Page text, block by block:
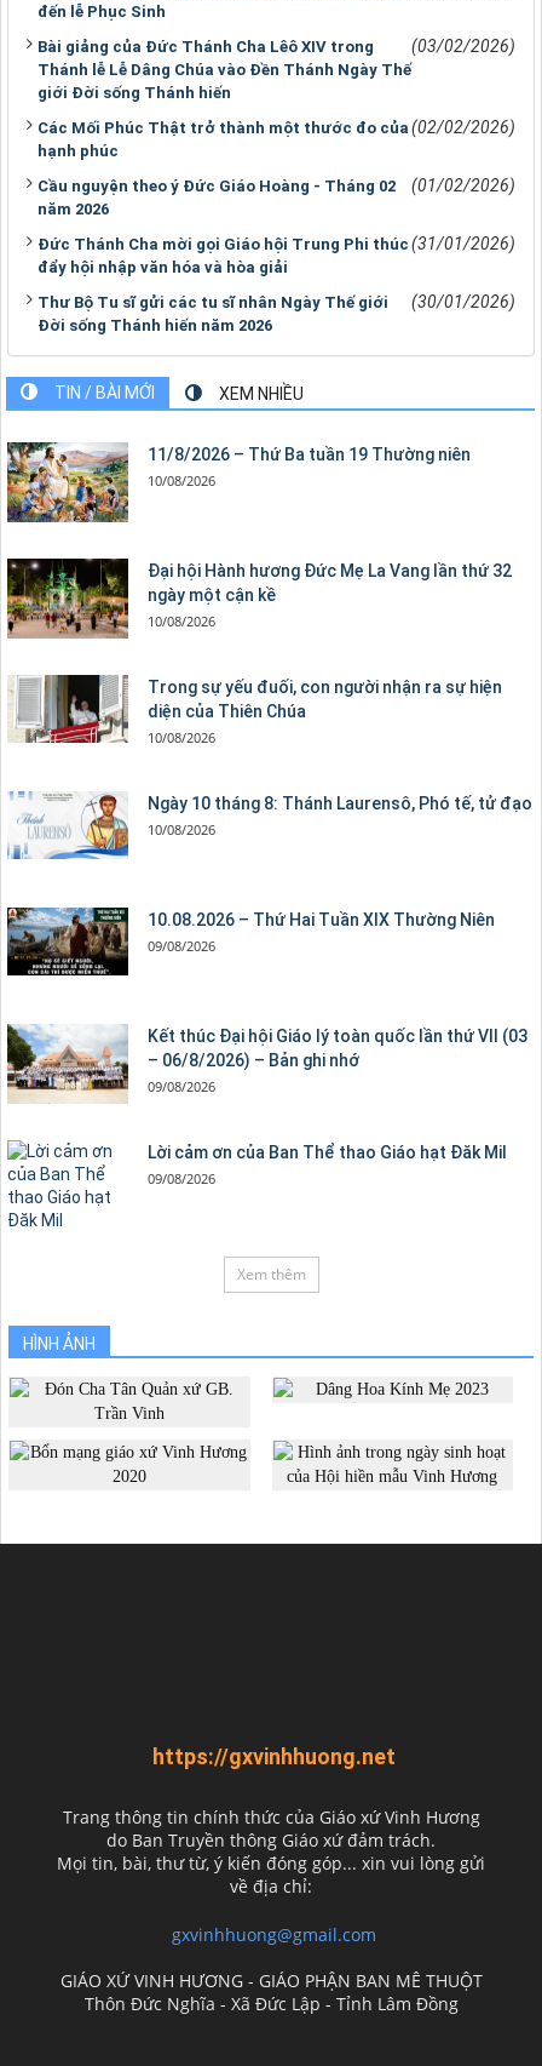
đến lễ Phục Sinh
Bài giảng của Đức Thánh Cha Lêô XIV trong
Thánh lễ Lễ Dâng Chúa vào Đền Thánh Ngày Thế
giới Đời sống Thánh hiến
(03/02/2026)
Các Mối Phúc Thật trở thành một thước đo của
hạnh phúc
(02/02/2026)
Cầu nguyện theo ý Đức Giáo Hoàng - Tháng 02
năm 2026
(01/02/2026)
Đức Thánh Cha mời gọi Giáo hội Trung Phi thúc
đẩy hội nhập văn hóa và hòa giải
(31/01/2026)
Thư Bộ Tu sĩ gửi các tu sĩ nhân Ngày Thế giới
Đời sống Thánh hiến năm 2026
(30/01/2026)
TIN / BÀI MỚI XEM NHIỀU
11/8/2026 – Thứ Ba tuần 19 Thường niên
10/08/2026
Đại hội Hành hương Đức Mẹ La Vang lần thứ 32
ngày một cận kề
10/08/2026
Trong sự yếu đuối, con người nhận ra sự hiện
diện của Thiên Chúa
10/08/2026
Ngày 10 tháng 8: Thánh Laurensô, Phó tế, tử đạo
10/08/2026
10.08.2026 – Thứ Hai Tuần XIX Thường Niên
09/08/2026
Kết thúc Đại hội Giáo lý toàn quốc lần thứ VII (03
– 06/8/2026) – Bản ghi nhớ
09/08/2026
Lời cảm ơn của Ban Thể thao Giáo hạt Đăk Mil
09/08/2026
Xem thêm
HÌNH ẢNH
https://gxvinhhuong.net
Trang thông tin chính thức của Giáo xứ Vinh Hương
do Ban Truyền thông Giáo xứ đảm trách.
Mọi tin, bài, thư từ, ý kiến đóng góp... xin vui lòng gửi
về địa chỉ:
gxvinhhuong@gmail.com
GIÁO XỨ VINH HƯƠNG - GIÁO PHẬN BAN MÊ THUỘT
Thôn Đức Nghĩa - Xã Đức Lập - Tỉnh Lâm Đồng